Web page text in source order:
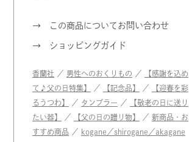
この商品についてお問い合わせ
ショッピングガイド
香蘭社 ／ 男性へのおくりもの ／
【感謝を込め
て♪父の日特集】
／ 【記念品】 ／
【迎春を彩
るうつわ】
／ タンブラー ／
【敬老の日に送り
たい器】
／ 【父の日の贈り物】 ／ 新商品・お
すすめ商品 ／ kogane／shirogane／akagane